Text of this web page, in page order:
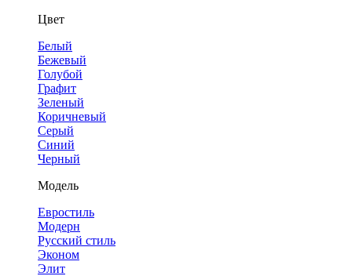
Цвет
Белый
Бежевый
Голубой
Графит
Зеленый
Коричневый
Серый
Синий
Черный
Модель
Евростиль
Модерн
Русский стиль
Эконом
Элит